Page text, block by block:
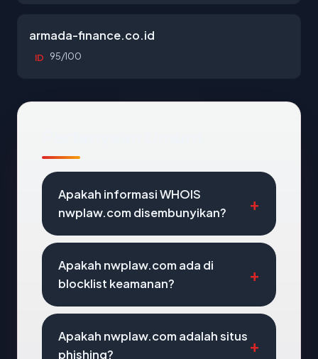
armada-finance.co.id
ID 95/100
Apakah informasi WHOIS
nwplaw.com disembunyikan?
Apakah nwplaw.com ada di
blocklist keamanan?
Apakah nwplaw.com adalah situs
phishing?